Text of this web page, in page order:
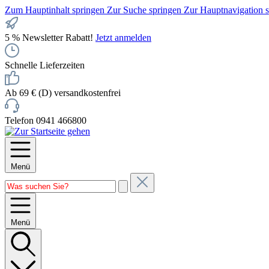
Zum Hauptinhalt springen Zur Suche springen Zur Hauptnavigation
5 % Newsletter Rabatt! Jetzt anmelden
Schnelle Lieferzeiten
Ab 69 € (D) versandkostenfrei
Telefon 0941 466800
Menü
Menü